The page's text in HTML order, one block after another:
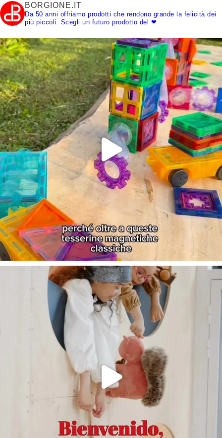
BORGIONE.IT
Da 50 anni offriamo prodotti che rendono grande la felicità dei
più piccoli. Scegli un futuro prodotto del ❤